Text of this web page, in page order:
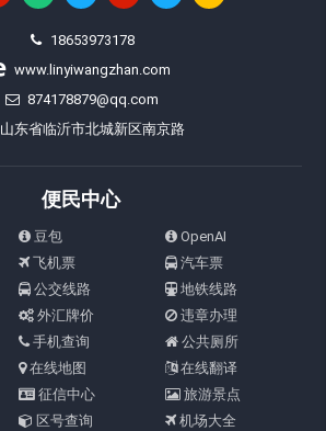
18653973178
www.linyiwangzhan.com
874178879@qq.com
山东省临沂市北城新区南京路
便民中心
豆包
OpenAI
飞机票
汽车票
公交线路
地铁线路
外汇牌价
违章办理
手机查询
公共厕所
在线地图
在线翻译
征信中心
旅游景点
区号查询
机场大全